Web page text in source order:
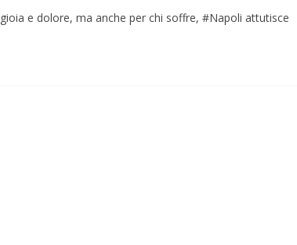
e dolore, ma anche per chi soffre, #Napoli attutisce